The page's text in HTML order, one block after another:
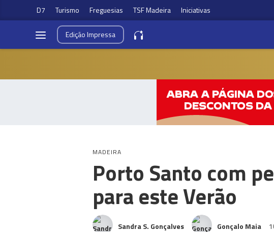
D7 Turismo Freguesias TSF Madeira Iniciativas
EdiçãoImpressa
MADEIRA
Porto Santo com
para este Verão
Sandra S. Gonçalves Gonçalo Maia